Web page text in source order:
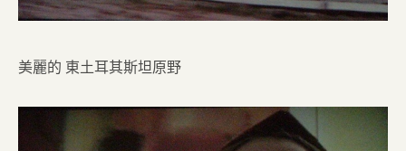
美麗的 東土耳其斯坦原野